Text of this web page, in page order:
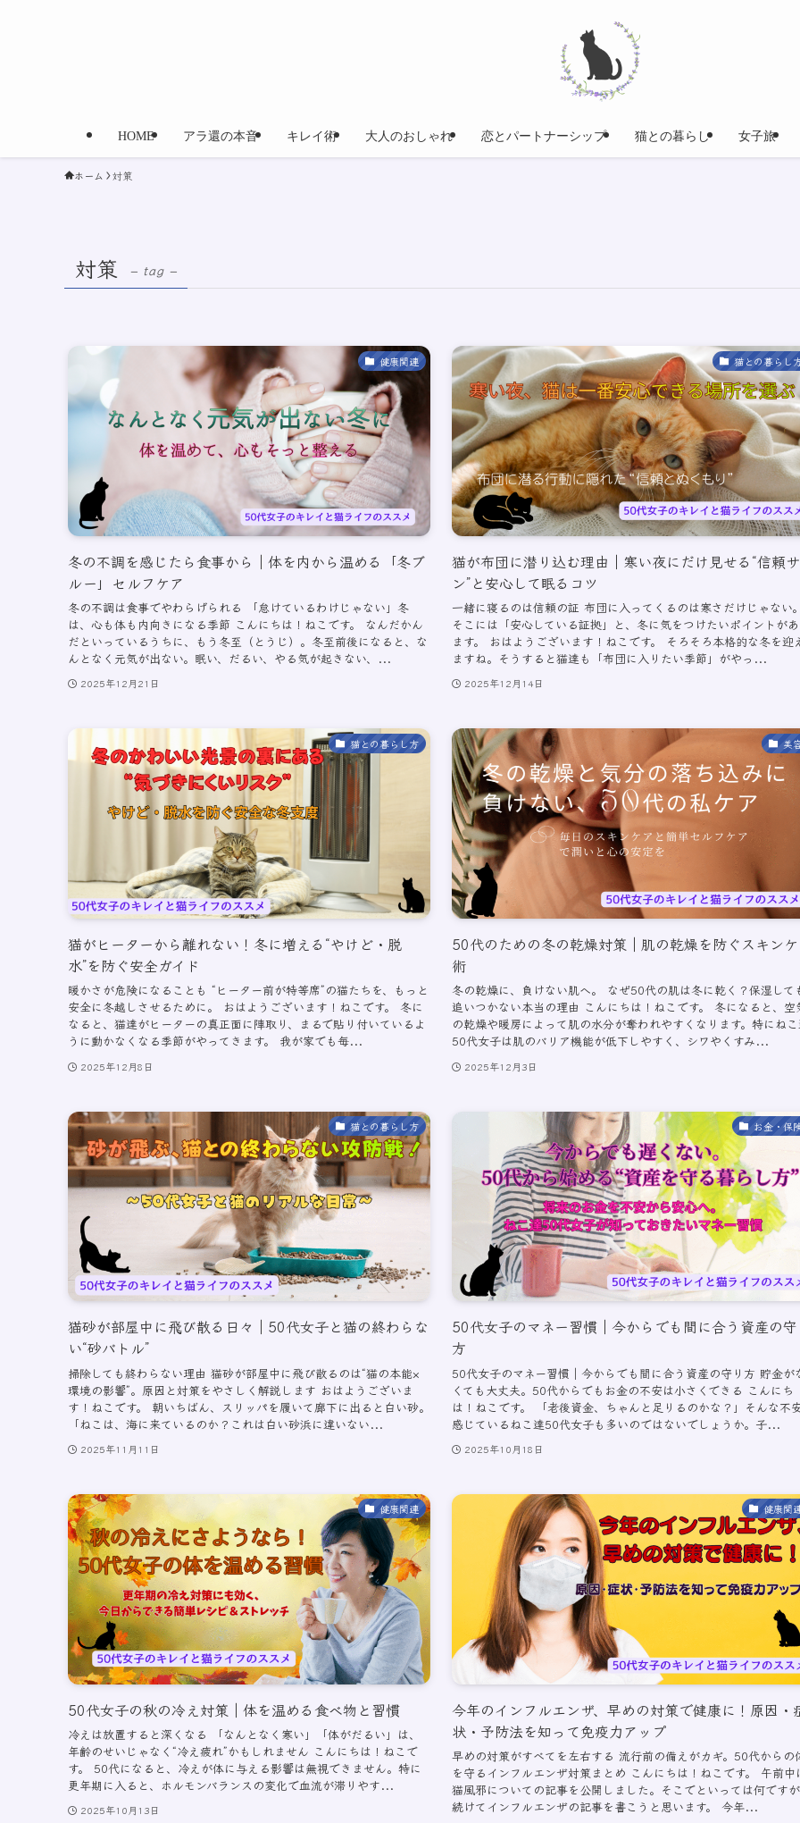
HOME アラ還の本音 キレイ術 大人のおしゃれ 恋とパートナーシップ 猫との暮らし 女子旅
ホーム 対策
対策 – tag –
健康関連
冬の不調を感じたら食事から｜体を内から温める「冬ブ
ルー」セルフケア
冬の不調は食事でやわらげられる 「怠けているわけじゃない」冬
は、心も体も内向きになる季節 こんにちは！ねこです。 なんだかん
だといっているうちに、もう冬至（とうじ）。冬至前後になると、な
んとなく元気が出ない。眠い、だるい、やる気が起きない、...
2025年12月21日
猫との暮らし
猫が布団に潜り込む理由｜寒い夜にだけ見せる“信頼サ
ン”と安心して眠るコツ
一緒に寝るのは信頼の証 布団に入ってくるのは寒さだけじゃない。
そこには「安心している証拠」と、冬に気をつけたいポイントがあ
ます。 おはようございます！ねこです。 そろそろ本格的な冬を迎
ますね。そうすると猫達も「布団に入りたい季節」がやっ...
2025年12月14日
猫との暮らし方
猫がヒーターから離れない！冬に増える“やけど・脱
水”を防ぐ安全ガイド
暖かさが危険になることも “ヒーター前が特等席”の猫たちを、もっと
安全に冬越しさせるために。 おはようございます！ねこです。 冬に
なると、猫達がヒーターの真正面に陣取り、まるで貼り付いているよ
うに動かなくなる季節がやってきます。 我が家でも毎...
2025年12月8日
美
50代のための冬の乾燥対策｜肌の乾燥を防ぐスキン
術
冬の乾燥に、負けない肌へ。 なぜ50代の肌は冬に乾く？保湿して
追いつかない本当の理由 こんにちは！ねこです。 冬になると、空
の乾燥や暖房によって肌の水分が奪われやすくなります。特にね
50代女子は肌のバリア機能が低下しやすく、シワやくすみ...
2025年12月3日
猫との暮らし方
猫砂が部屋中に飛び散る日々｜50代女子と猫の終わらな
い“砂バトル”
掃除しても終わらない理由 猫砂が部屋中に飛び散るのは“猫の本能×
環境の影響”。原因と対策をやさしく解説します おはようございま
す！ねこです。 朝いちばん、スリッパを履いて廊下に出ると白い砂。
「ねこは、海に来ているのか？これは白い砂浜に違いない...
2025年11月11日
お金・保
50代女子のマネー習慣｜今からでも間に合う資産の守
方
50代女子のマネー習慣｜今からでも間に合う資産の守り方 貯金が
くても大丈夫。50代からでもお金の不安は小さくできる こんにち
は！ねこです。 「老後資金、ちゃんと足りるのかな？」そんな不
感じているねこ達50代女子も多いのではないでしょうか。子...
2025年10月18日
健康関連
50代女子の秋の冷え対策｜体を温める食べ物と習慣
冷えは放置すると深くなる 「なんとなく寒い」「体がだるい」は、
年齢のせいじゃなく“冷え疲れ”かもしれません こんにちは！ねこで
す。 50代になると、冷えが体に与える影響は無視できません。特に
更年期に入ると、ホルモンバランスの変化で血流が滞りやす...
2025年10月13日
健康関
今年のインフルエンザ、早めの対策で健康に！原因・
状・予防法を知って免疫力アップ
早めの対策がすべてを左右する 流行前の備えがカギ。50代からの
を守るインフルエンザ対策まとめ こんにちは！ねこです。 午前中
猫風邪についての記事を公開しました。そこでといっては何ですが
続けてインフルエンザの記事を書こうと思います。 今年...